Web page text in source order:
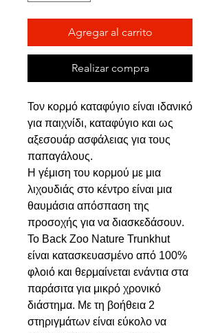
Agregar al carrito
Realizar compra
Τον κορμό καταφύγιο είναι ιδανικό
για παιχνίδι, καταφύγιο και ως
αξεσουάρ ασφάλειας για τους
παπαγάλους.
H γέμιση του κορμού με μια
λιχουδιάς στο κέντρο είναι μια
θαυμάσια απόσπαση της
προσοχής για να διασκεδάσουν.
Το Back Zoo Nature Trunkhut
είναι κατασκευασμένο από 100%
φλοιό και θερμαίνεται ενάντια στα
παράσιτα για μικρό χρονικό
διάστημα. Με τη βοήθεια 2
στηριγμάτων είναι εύκολο να